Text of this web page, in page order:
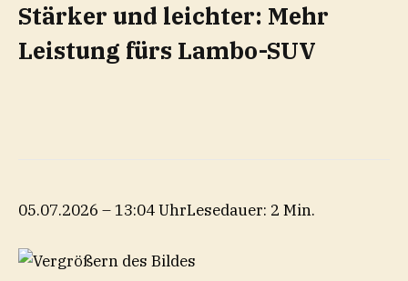
Stärker und leichter: Mehr
Leistung fürs Lambo-SUV
05.07.2026 – 13:04 UhrLesedauer: 2 Min.